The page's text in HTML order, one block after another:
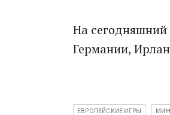
На сегодняшний
Германии,
ЕВРОПЕЙСКИЕ ИГРЫ